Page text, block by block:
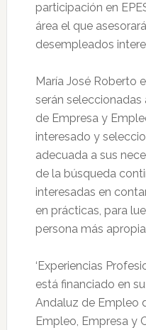
participación en
área el que
desempleados
María José Roberto
serán
de Empresa y
interesado y
adecuada a sus
de la búsqueda
interesadas en
en prácticas, para
persona más
‘Experiencias
está financiado en
Andaluz de Empleo
Empleo, Empresa y